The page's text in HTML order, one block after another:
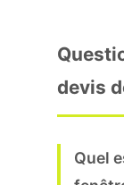
devis
Quel